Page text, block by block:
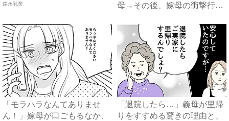
森永乳業
母→その後、嫁母の衝撃行動
「モラハラなんてありませ
ん！」嫁母が口ごもるなか、
「退院したら…」義母が里帰
りをすすめる驚きの理由と、